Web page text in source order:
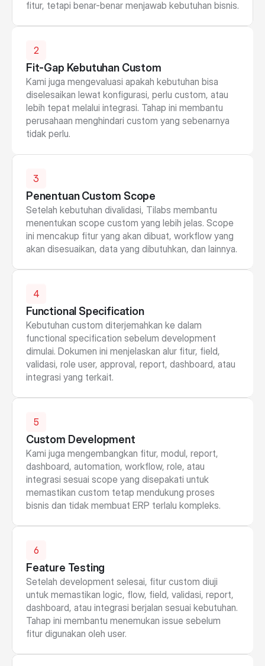
fitur, tetapi benar-benar menjawab kebutuhan bisnis.
2
Fit-Gap Kebutuhan Custom
Kami juga mengevaluasi apakah kebutuhan bisa
diselesaikan lewat konfigurasi, perlu custom, atau
lebih tepat melalui integrasi. Tahap ini membantu
perusahaan menghindari custom yang sebenarnya
tidak perlu.
3
Penentuan Custom Scope
Setelah kebutuhan divalidasi, Tilabs membantu
menentukan scope custom yang lebih jelas. Scope
ini mencakup fitur yang akan dibuat, workflow yang
akan disesuaikan, data yang dibutuhkan, dan lainnya.
4
Functional Specification
Kebutuhan custom diterjemahkan ke dalam
functional specification sebelum development
dimulai. Dokumen ini menjelaskan alur fitur, field,
validasi, role user, approval, report, dashboard, atau
integrasi yang terkait.
5
Custom Development
Kami juga mengembangkan fitur, modul, report,
dashboard, automation, workflow, role, atau
integrasi sesuai scope yang disepakati untuk
memastikan custom tetap mendukung proses
bisnis dan tidak membuat ERP terlalu kompleks.
6
Feature Testing
Setelah development selesai, fitur custom diuji
untuk memastikan logic, flow, field, validasi, report,
dashboard, atau integrasi berjalan sesuai kebutuhan.
Tahap ini membantu menemukan issue sebelum
fitur digunakan oleh user.